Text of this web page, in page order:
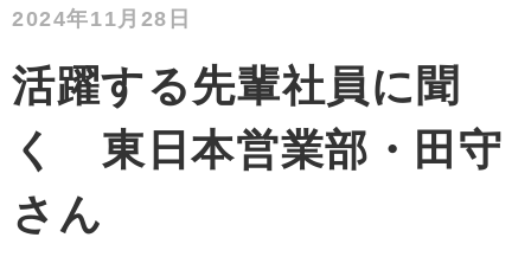
2024年11月28日
活躍する先輩社員に聞
く 東日本営業部・田守
さん